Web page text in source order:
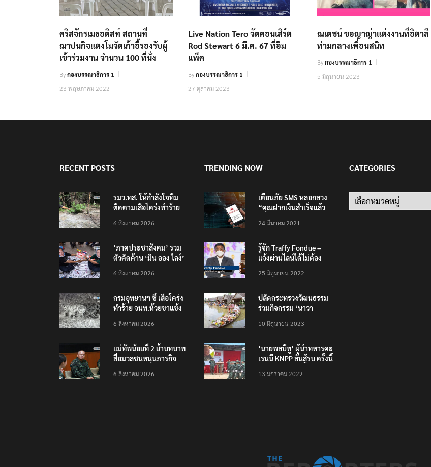
คริสจักรเมธอดิสท์ สถานที่
ฌาปนกิจแตงโมจัดเก้าอี้รองรับผู้
เข้าร่วมงาน จำนวน 100 ที่นั่ง
Byกองบรรณาธิการ 1
23 พฤษภาคม 2022
Live Nation Tero จัดคอนเสิร์ต
Rod Stewart 6 มี.ค. 67 ที่อิม
แพ็ค
Byกองบรรณาธิการ 1
27 ตุลาคม 2023
ณเดชน์ ขอญาญ่าแต่งงานที่อิตาลี
ท่ามกลางเพื่อนสนิท
Byกองบรรณาธิการ 1
5 มิถุนายน 2023
RECENT POSTS
รมว.ทส. ให้กำลังใจทีม
ติดตามเสือโคร่งทำร้าย
6 สิงหาคม 2026
‘ภาคประชาสังคม’ รวม
ตัวคัดค้าน ‘มิน ออง ไลง์’
ต้อนรับอาชญากร’
6 สิงหาคม 2026
กรมอุทยานฯ ชี้ เสือโคร่ง
ทำร้าย จนท.ห้วยขาแข้ง
บังเอิญ ไม่เข้าข่าย ‘เสือ
6 สิงหาคม 2026
แม่ทัพน้อยที่ 2 ย้ำบทบาท
สื่อมวลชนหนุนภารกิจ
6 สิงหาคม 2026
TRENDING NOW
เตือนภัย SMS หลอกลวง
“คุณฝากเงินสำเร็จแล้ว
200,000 บาท”
24 มีนาคม 2021
รู้จัก Traffy Fondue –
แจ้งผ่านไลน์ได้ไม่ต้อง
ทั่วไทย ไม่ใช่แค่ในกรุง
25 มิถุนายน 2022
ปลัดกระทรวงวัฒนธรรม
ร่วมกิจกรรม ‘นาวา
ตักบาตรทางน้ำ
10 มิถุนายน 2023
‘นายพลบีทู’ ผู้นำทหารคะ
เรนนี KNPP ลั่นสู้รบ ครั้งนี้
ประชาชนต้องชนะ
13 มกราคม 2022
CATEGORIES
Categories